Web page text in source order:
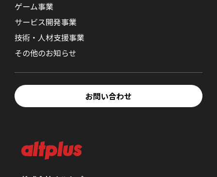
ゲーム事業
サービス開発事業
技術・人材支援事業
その他のお知らせ
お問い合わせ